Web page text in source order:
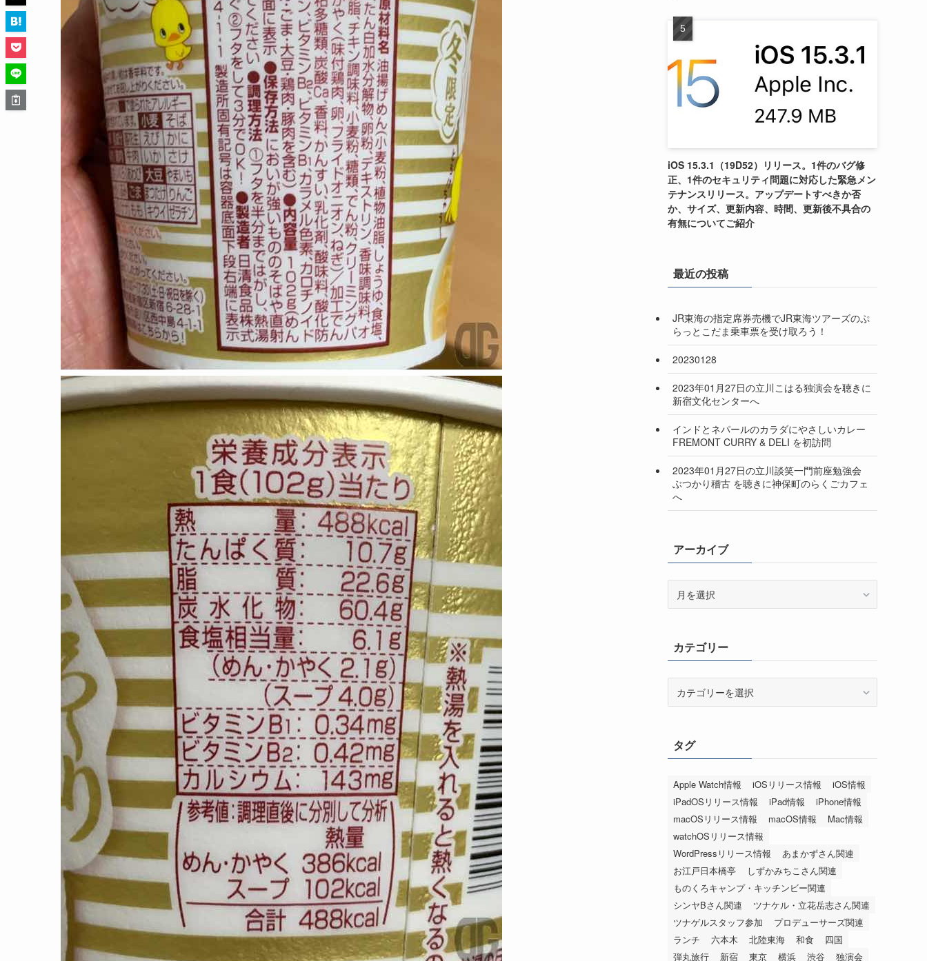
iOS 15.3.1（19D52）リリース。1件のバグ修
正、1件のセキュリティ問題に対応した緊急メン
テナンスリリース。アップデートすべきか否
か、サイズ、更新内容、時間、更新後不具合の
有無についてご紹介
最近の投稿
JR東海の指定席券売機でJR東海ツアーズのぷ
らっとこだま乗車票を受け取ろう！
20230128
2023年01月27日の立川こはる独演会を聴きに
新宿文化センターへ
インドとネパールのカラダにやさしいカレー
FREMONT CURRY & DELI を初訪問
2023年01月27日の立川談笑一門前座勉強会
ぶつかり稽古 を聴きに神保町のらくごカフェ
へ
アーカイブ
ブカテゴリー
ータグ
Apple Watch情報 iOSリリース情報
iOS情報
iPadOSリリース情報
iPad情報
iPhone情報
macOSリリース情報
macOS情報
Mac情報
watchOSリリース情報
WordPressリリース情報
あまかずさん関連
お江戸日本橋亭
しずかみちこさん関連
ものくろキャンプ・キッチンビー関連
シンヤBさん関連
ツナケル・立花岳志さん関連
ツナゲルスタッフ参加
プロデューサーズ関連
ランチ
六本木 北陸東海 和食
四国
弾丸旅行
新宿 東京 横浜 渋谷 独演会